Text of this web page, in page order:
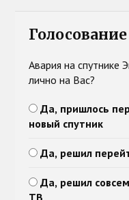
Голосование
Авария на спутнике
лично на Вас?
Да, пришлось
новый спутник
Да, решил
Да, решил
ТВ